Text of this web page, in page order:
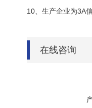
10、生产企业为3A
在线咨询